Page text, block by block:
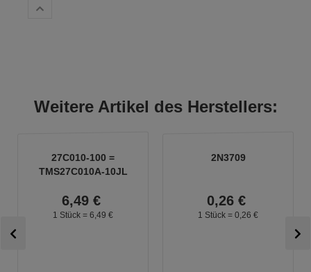
Weitere Artikel des Herstellers:
27C010-100 =
TMS27C010A-10JL
6,49 €
1 Stück = 6, 49 €
2N3709
0,26 €
1 Stück = 0, 26 €